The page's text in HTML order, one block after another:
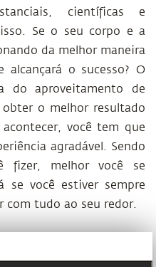
científicas e
Se o seu corpo e a
da melhor maneira
alcançará o sucesso? O
do aproveitamento de
o melhor resultado
você tem que
agradável. Sendo
fizer, melhor você se
se você estiver sempre
com tudo ao seu redor.